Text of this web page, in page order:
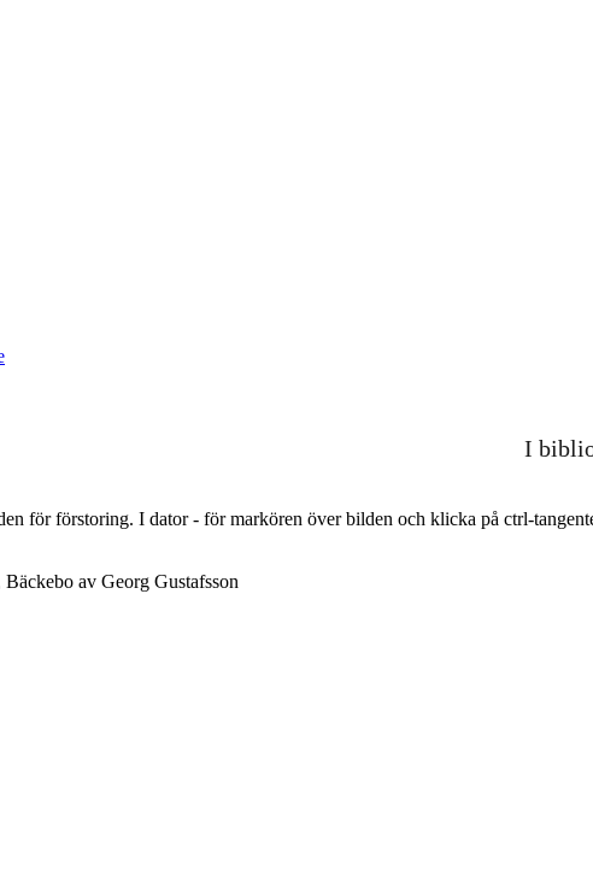
I
för förstoring. I dator - för markören över bilden och klicka på ctrl-
av Georg Gustafsson